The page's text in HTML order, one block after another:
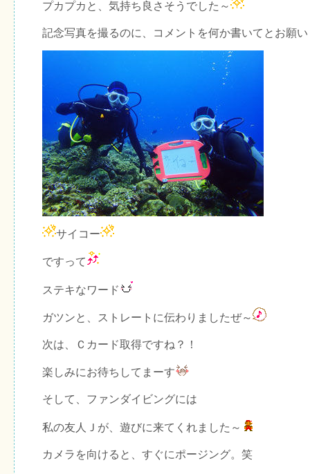
プカプカと、気持ち良さそうでした～
記念写真を撮るのに、コメントを何か書いてとお願
サイコー
ですって
ステキなワード
ガツンと、ストレートに伝わりましたぜ～
次は、Ｃカード取得ですね？！
楽しみにお待ちしてまーす
そして、ファンダイビングには
私の友人Ｊが、遊びに来てくれました～
カメラを向けると、すぐにポージング。笑